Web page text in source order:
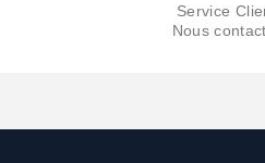
Service
Nous